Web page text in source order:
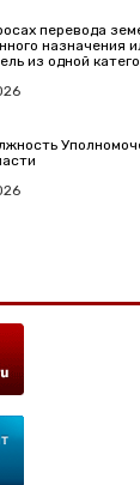
перевода
назначения
из одной